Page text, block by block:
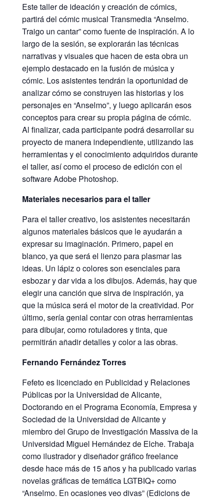
Este taller de ideación y creación de cómics,
partirá del cómic musical Transmedia “Anselmo.
Traigo un cantar” como fuente de inspiración. A lo
largo de la sesión, se explorarán las técnicas
narrativas y visuales que hacen de esta obra un
ejemplo destacado en la fusión de música y
cómic. Los asistentes tendrán la oportunidad de
analizar cómo se construyen las historias y los
personajes en “Anselmo”, y luego aplicarán esos
conceptos para crear su propia página de cómic.
Al finalizar, cada participante podrá desarrollar su
proyecto de manera independiente, utilizando las
herramientas y el conocimiento adquiridos durante
el taller, así como el proceso de edición con el
software Adobe Photoshop.
Materiales necesarios para el taller
Para el taller creativo, los asistentes necesitarán
algunos materiales básicos que le ayudarán a
expresar su imaginación. Primero, papel en
blanco, ya que será el lienzo para plasmar las
ideas. Un lápiz o colores son esenciales para
esbozar y dar vida a los dibujos. Además, hay que
elegir una canción que sirva de inspiración, ya
que la música será el motor de la creatividad. Por
último, sería genial contar con otras herramientas
para dibujar, como rotuladores y tinta, que
permitirán añadir detalles y color a las obras.
Fernando Fernández Torres
Fefeto es licenciado en Publicidad y Relaciones
Públicas por la Universidad de Alicante,
Doctorando en el Programa Economía, Empresa y
Sociedad de la Universidad de Alicante y
miembro del Grupo de Investigación Massiva de la
Universidad Miguel Hernández de Elche. Trabaja
como ilustrador y diseñador gráfico freelance
desde hace más de 15 años y ha publicado varias
novelas gráficas de temática LGTBIQ+ como
“Anselmo. En ocasiones veo divas” (Edicions de